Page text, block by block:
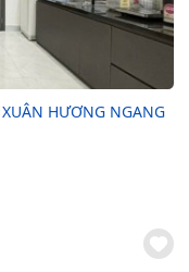
HƯƠNG NGANG